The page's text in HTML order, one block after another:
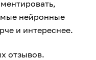
нейронные
и интереснее.
отзывов.